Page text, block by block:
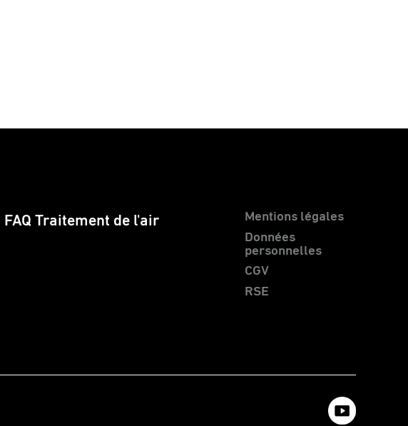
FAQ Traitement de l'air
Mentions légales
Données
personnelles
CGV
RSE